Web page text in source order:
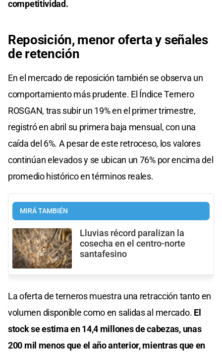
competitividad.
Reposición, menor oferta y señales
de retención
En el mercado de reposición también se observa un
comportamiento más prudente. El Índice Ternero
ROSGAN, tras subir un 19% en el primer trimestre,
registró en abril su primera baja mensual, con una
caída del 6%. A pesar de este retroceso, los valores
continúan elevados y se ubican un 76% por encima del
promedio histórico en términos reales.
MIRÁ TAMBIÉN
Lluvias récord paralizan la
cosecha en el centro-norte
santafesino
La oferta de terneros muestra una retracción tanto en
volumen disponible como en salidas al mercado. El
stock se estima en 14,4 millones de cabezas, unas
200 mil menos que el año anterior, mientras que en